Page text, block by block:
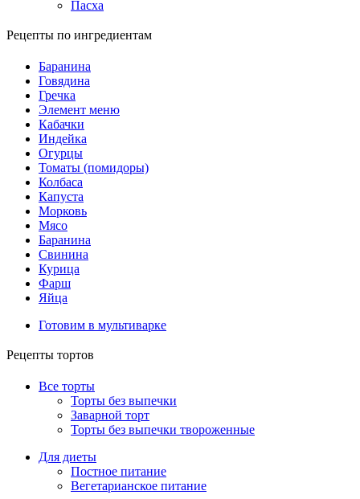
Пасха
Рецепты по ингредиентам
Баранина
Говядина
Гречка
Элемент меню
Кабачки
Индейка
Огурцы
Томаты (помидоры)
Колбаса
Капуста
Морковь
Мясо
Баранина
Свинина
Курица
Фарш
Яйца
Готовим в мультиварке
Рецепты тортов
Все торты
Торты без выпечки
Заварной торт
Торты без выпечки твороженные
Для диеты
Постное питание
Вегетарианское питание